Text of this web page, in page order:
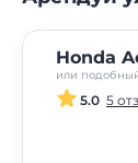
Honda
или
5.0 5